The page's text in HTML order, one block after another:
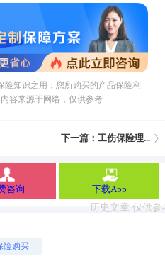
知识之用；您所购买的产品保险利
容来源于网络，仅供参考
下一篇：工伤保险理...
咨询 下载App
险购买